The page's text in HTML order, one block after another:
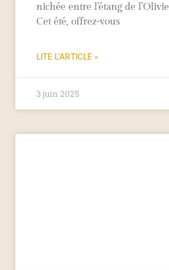
nichée entre l’étang de
Cet été, offrez-vous
LITE L'ARTICLE »
3 juin 2025